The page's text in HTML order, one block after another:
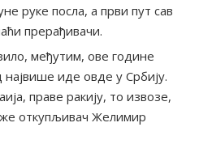
руке посла, а први пут сав
прерађивачи.
међутим, ове године
иде овде у Србију.
праве ракију, то извозе,
откупљивач Желимир